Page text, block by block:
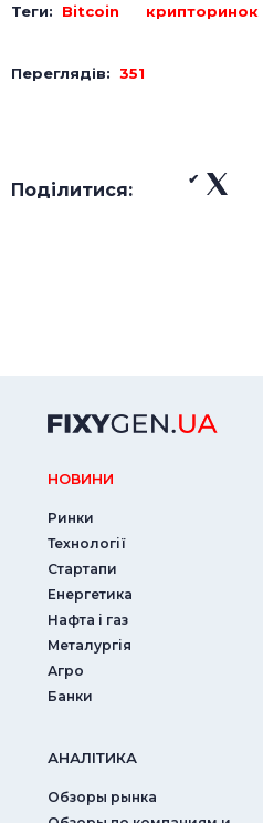
Теги: Bitcoin крипторинок
Переглядів: 351
Поділитися:
НОВИНИ
Ринки
Технології
Стартапи
Енергетика
Нафта і газ
Металургія
Агро
Банки
АНАЛIТИКА
Обзоры рынка